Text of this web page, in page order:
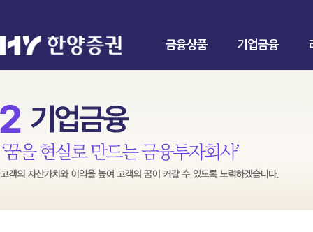
금융상품 기업금융